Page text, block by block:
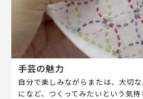
手芸の魅力
自分で楽しみながらまたは、大切
になど、つくってみたいという気